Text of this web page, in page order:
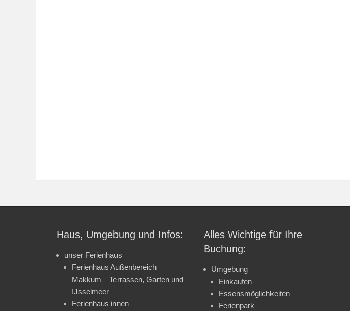
Haus, Umgebung und Infos:
unser Ferienhaus
Ferienhaus Außenbereich
Makkum – Terrassen, Garten und
IJsselmeer
Ferienhaus innen
Alles Wichtige für Ihre
Buchung:
Umgebung
Einkaufen
Essensmöglichkeiten
Ferienpark